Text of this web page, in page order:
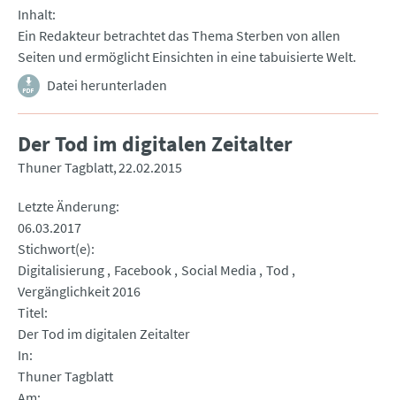
Inhalt
Ein Redakteur betrachtet das Thema Sterben von allen
Seiten und ermöglicht Einsichten in eine tabuisierte Welt.
Datei herunterladen
Der Tod im digitalen Zeitalter
Thuner Tagblatt 22.02.2015
Letzte Änderung
06.03.2017
Stichwort(e)
Digitalisierung Facebook Social Media Tod
Vergänglichkeit 2016
Titel
Der Tod im digitalen Zeitalter
In
Thuner Tagblatt